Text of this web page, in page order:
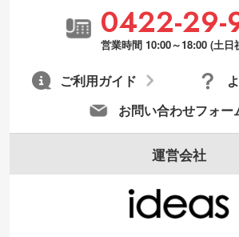
0422-29-
営業時間 10:00～18:00 (土日
お問い合わせフォー
ご利用ガイド
運営会社